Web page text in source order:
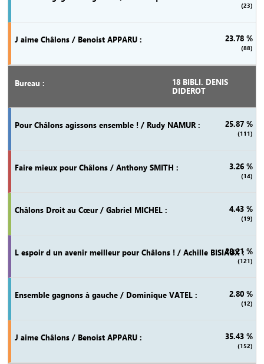
(23)
23.78 %
(88)
18 BIBLI. DENIS
DIDEROT
25.87 %
(111)
3.26 %
(14)
4.43 %
(19)
28.21 %
(121)
2.80 %
(12)
35.43 %
(152)